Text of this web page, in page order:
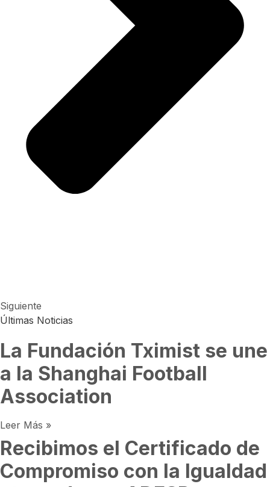
Siguiente
Últimas Noticias
La Fundación Tximist se une
a la Shanghai Football
Association
Leer Más »
Recibimos el Certificado de
Compromiso con la Igualdad